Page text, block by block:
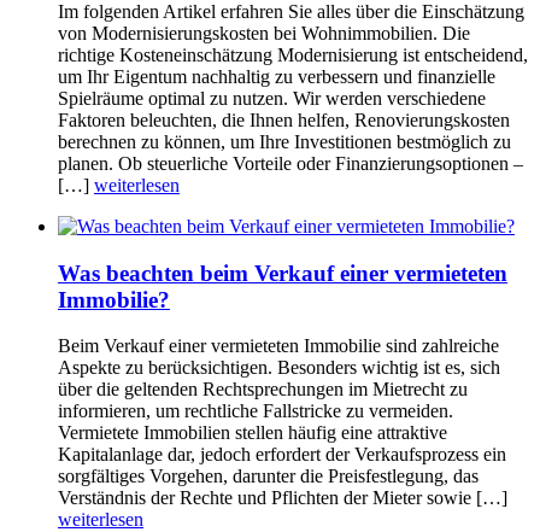
Im folgenden Artikel erfahren Sie alles über die Einschätzung
von Modernisierungskosten bei Wohnimmobilien. Die
richtige Kosteneinschätzung Modernisierung ist entscheidend,
um Ihr Eigentum nachhaltig zu verbessern und finanzielle
Spielräume optimal zu nutzen. Wir werden verschiedene
Faktoren beleuchten, die Ihnen helfen, Renovierungskosten
berechnen zu können, um Ihre Investitionen bestmöglich zu
planen. Ob steuerliche Vorteile oder Finanzierungsoptionen –
[…] weiterlesen
Was beachten beim Verkauf einer vermieteten
Immobilie?
Beim Verkauf einer vermieteten Immobilie sind zahlreiche
Aspekte zu berücksichtigen. Besonders wichtig ist es, sich
über die geltenden Rechtsprechungen im Mietrecht zu
informieren, um rechtliche Fallstricke zu vermeiden.
Vermietete Immobilien stellen häufig eine attraktive
Kapitalanlage dar, jedoch erfordert der Verkaufsprozess ein
sorgfältiges Vorgehen, darunter die Preisfestlegung, das
Verständnis der Rechte und Pflichten der Mieter sowie […]
weiterlesen